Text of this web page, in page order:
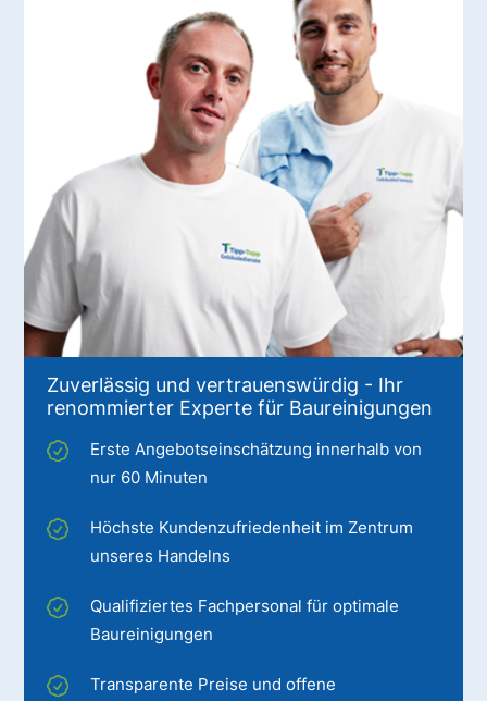
Zuverlässig und vertrauenswürdig - Ihr
renommierter Experte für Baureinigungen
Erste Angebotseinschätzung innerhalb von
nur 60 Minuten
Höchste Kundenzufriedenheit im Zentrum
unseres Handelns
Qualifiziertes Fachpersonal für optimale
Baureinigungen
Transparente Preise und offene